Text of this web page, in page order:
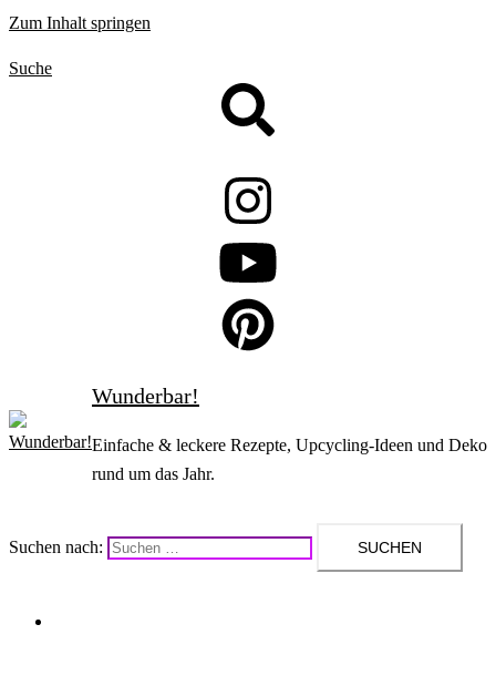
Zum Inhalt springen
Suche
Wunderbar!
Einfache & leckere Rezepte, Upcycling-Ideen und Deko
rund um das Jahr.
Suchen nach: